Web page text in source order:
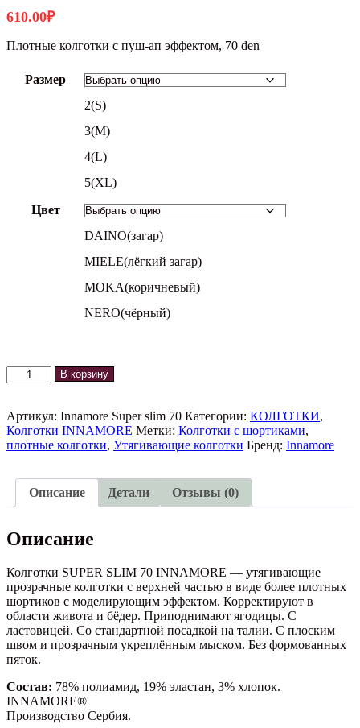
610.00₽
Плотные колготки с пуш-ап эффектом, 70 den
Размер
2(S)
3(M)
4(L)
5(XL)
Цвет
DAINO(загар)
MIELE(лёгкий загар)
MOKA(коричневый)
NERO(чёрный)
Количество
товара
SUPER
SLIM
70
В корзину
Артикул: Innamore Super slim 70 Категории: КОЛГОТКИ,
Колготки INNAMORE Метки: Колготки с шортиками,
плотные колготки, Утягивающие колготки Бренд: Innamore
Описание Детали Отзывы (0)
Описание
Колготки SUPER SLIM 70 INNAMORE — утягивающие
прозрачные колготки с верхней частью в виде более плотных
шортиков с моделирующим эффектом. Корректируют в
области живота и бёдер. Приподнимают ягодицы. С
ластовицей. Со стандартной посадкой на талии. С плоским
швом и прозрачным укреплённым мыском. Без формованных
пяток.
Состав: 78% полиамид, 19% эластан, 3% хлопок.
INNAMORE®
Производство Сербия.